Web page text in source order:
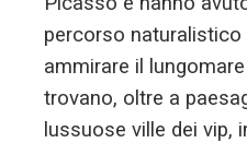
percorso naturalistico
ammirare il
trovano, oltre a
lussuose ville dei vip,